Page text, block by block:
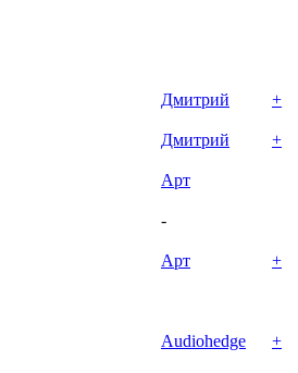
Дмитрий +
Дмитрий +
Арт
-
Арт +
Audiohedge +